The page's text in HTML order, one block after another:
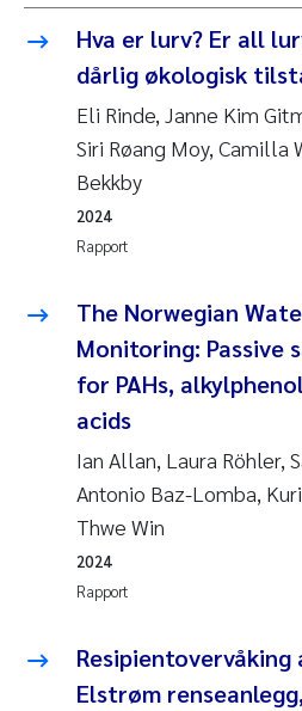
2024
2023
2021
2020
2019
2018
2016
2015
2013
Yan Lin
Kristina Øie Kvile
Areti Balkoni
Marianne Stave Sekkenes
Charles Patrick Lavin
Eirin Aasland
Andy Stock
Julia Szulecka
Aase Jeanette Kvanneid
Ellen Johannesen
Paul Ragnar Berg
Hva er lurv? Er all
dårlig økologisk
Eli Rinde, Janne Kim
Siri Røang Moy, Camilla
Bekkby
Rapport
2024
The Norwegian
Monitoring: Passive
for PAHs,
acids
Ian Allan, Laura Röhler,
Antonio Baz-Lomba,
Thwe Win
Rapport
2024
Elstrøm